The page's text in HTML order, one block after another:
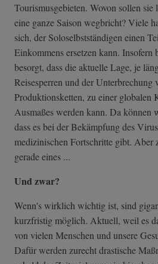
Tourismusgebieten. Wovon sollen sie
eine ganze Saison wegbricht? Viele
sich, der Soloselbstständigen einen
Einkommens ersetzen kann. Insofern
besorgt, dass die aktuelle Lage, je
Reisesperren und der Unterbrechung
Produktionsketten, zu einer globalen
Ausmaßes werden kann. Da können
dass es bei der Bekämpfung des
medizinischen Fortschritte gibt. Aber
gerade eines ...
Und zwar?
Wenn's wirklich wichtig ist, sind
kurzfristig möglich. Aktuell, weil es
von vielen Menschen und unsere
Dafür werden zurecht drastische